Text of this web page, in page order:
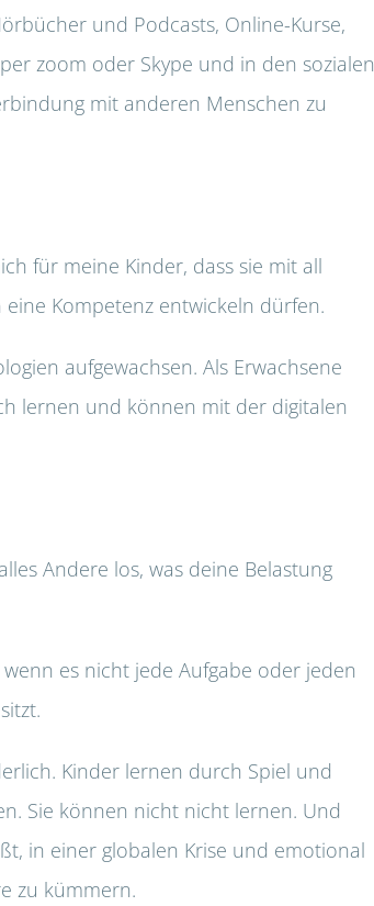
und Podcasts, Online-Kurse,
zoom oder Skype und in den sozialen
mit anderen Menschen zu
für meine Kinder, dass sie mit all
Kompetenz entwickeln dürfen.
aufgewachsen. Als Erwachsene
lernen und können mit der digitalen
Andere los, was deine Belastung
es nicht jede Aufgabe oder jeden
Kinder lernen durch Spiel und
Sie können nicht nicht lernen. Und
in einer globalen Krise und emotional
zu kümmern.